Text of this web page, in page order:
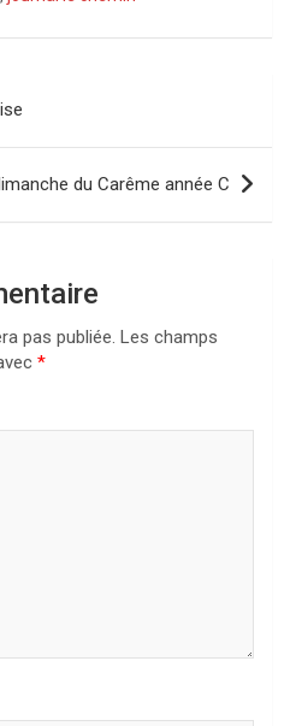
du Carême année C
pas publiée. Les champs
*